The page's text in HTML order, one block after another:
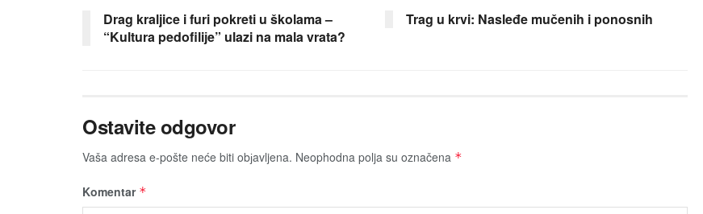
Drag kraljice i furi pokreti u školama –
“Kultura pedofiliјe” ulazi na mala vrata?
Trag u krvi: Nasleđe mučenih i ponosnih
Ostavite odgovor
Vaša adresa e-pošte neće biti obјavljena. Neophodna polja su označena *
Komentar *